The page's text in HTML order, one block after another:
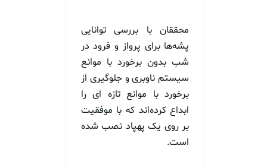
محققان با بررسی توانایی
پشه‌ها برای پرواز و فرود در
شب بدون برخورد با موانع
سیستم ناوبری و جلوگیری از
برخورد با موانع تازه ای را
ابداع کرده‌اند که با موفقیت
بر روی یک پهپاد نصب شده
است.